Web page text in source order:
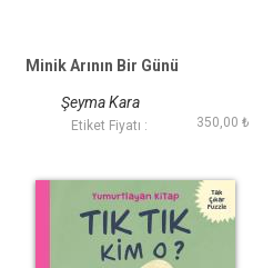
Minik Arının Bir Günü
Şeyma Kara
Etiket Fiyatı : 350,00 ₺